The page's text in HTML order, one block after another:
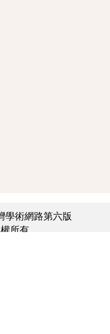
學術網路第六版
所有